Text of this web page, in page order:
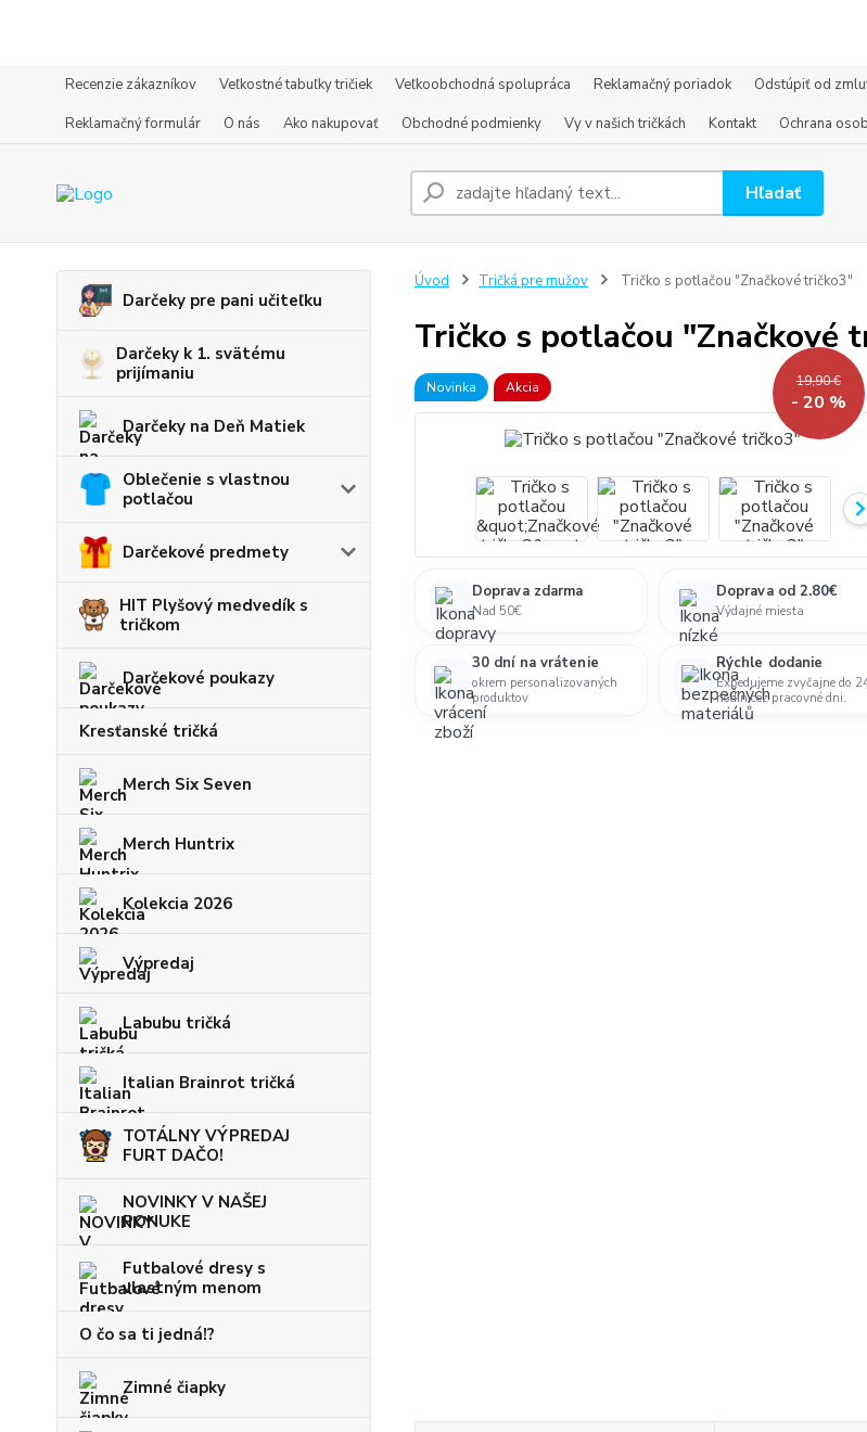
Recenzie zákazníkov Veľkostné tabuľky tričiek Veľkoobchodná spolupráca Reklamačný poriadok
Odstúpiť od
Reklamačný formulár
O nás Ako nakupovať Obchodné podmienky Vy v našich tričkách Kontakt Ochrana
Hľadať
Darčeky pre pani učiteľku
Darčeky k 1. svätému
prijímaniu
Darčeky na Deň Matiek
Oblečenie s vlastnou
potlačou
Darčekové predmety
HIT Plyšový medvedík s
tričkom
Darčekové poukazy
Kresťanské tričká
Merch Six Seven
Merch Huntrix
Kolekcia 2026
Výpredaj
Labubu tričká
Italian Brainrot tričká
TOTÁLNY VÝPREDAJ
FURT DAČO!
NOVINKY V NAŠEJ
PONUKE
Futbalové dresy s
vlastným menom
O čo sa ti jedná!?
Zimné čiapky
Úvod Tričká pre mužov Tričko s potlačou "Značkové tričko3"
Tričko s potlačou "Značkové
Novinka Akcia 19,90 €
- 20 %
Doprava zdarma
Nad 50€
Doprava od 2.80€
Výdajné miesta
30 dní na vrátenie
okrem personalizovaných
produktov
Rýchle dodanie
Expedujeme zvyčajne do
hodín cez pracovné dni.